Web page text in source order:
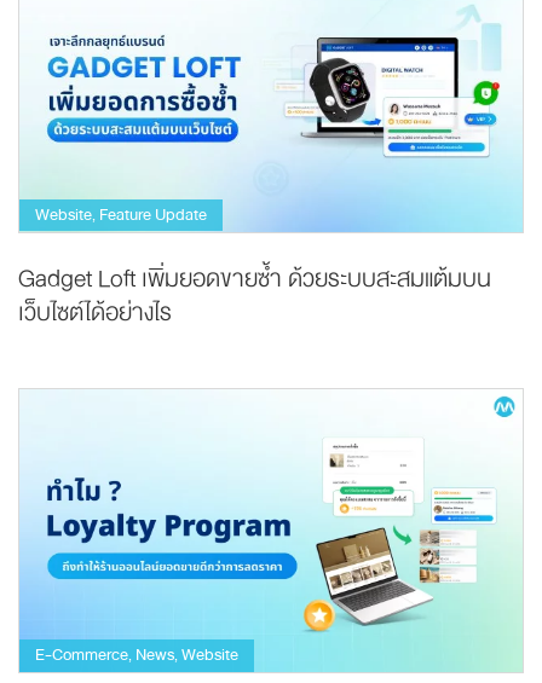
Website, Feature Update
Gadget Loft เพิ่มยอดขายซ้ำ ด้วยระบบสะสมแต้มบน
เว็บไซต์ได้อย่างไร
E-Commerce, News,Website